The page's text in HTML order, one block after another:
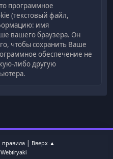
программное
(текстовый файл,
имя
вашего браузера. Он
чтобы сохранить Ваше
обеспечение не
либо другую
правила | Вверх ▲
Webtiryaki